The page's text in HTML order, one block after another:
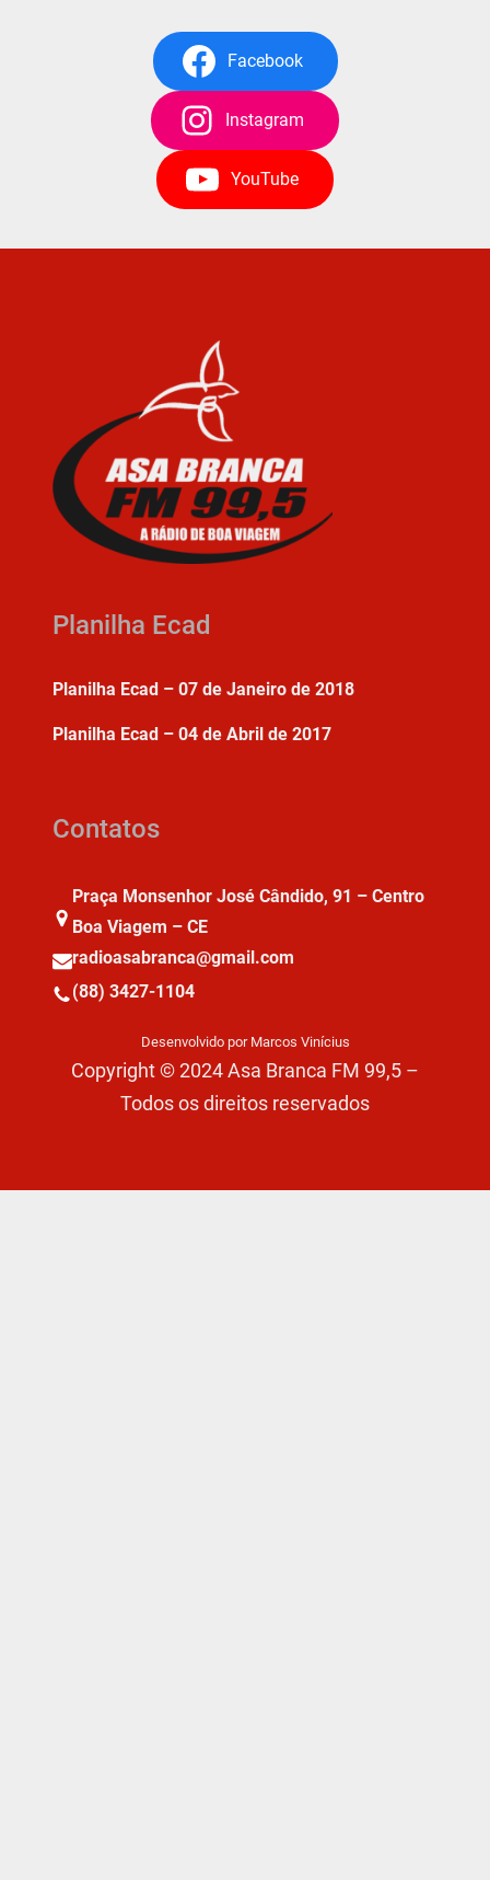
Facebook
Instagram
YouTube
Planilha Ecad
Planilha Ecad – 07 de Janeiro de 2018
Planilha Ecad – 04 de Abril de 2017
Contatos
Praça Monsenhor José Cândido, 91 – Centro
Boa Viagem – CE
radioasabranca@gmail.com
(88) 3427-1104
Desenvolvido por Marcos Vinícius
Copyright © 2024 Asa Branca FM 99,5 –
Todos os direitos reservados